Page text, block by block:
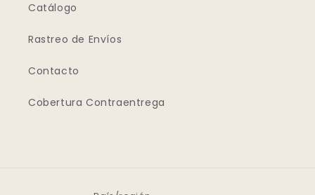
Catálogo
Rastreo de Envíos
Contacto
Cobertura Contraentrega